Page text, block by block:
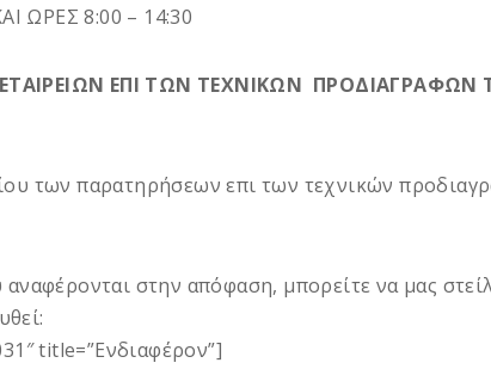
ΩΡΕΣ 8:00 – 14:30
ΕΠΙ ΤΩΝ ΤΕΧΝΙΚΩΝ ΠΡΟΔΙΑΓΡΑΦΩΝ
των παρατηρήσεων επι των τεχνικών
στην απόφαση, μπορείτε να μας
title=”Ενδιαφέρον”]